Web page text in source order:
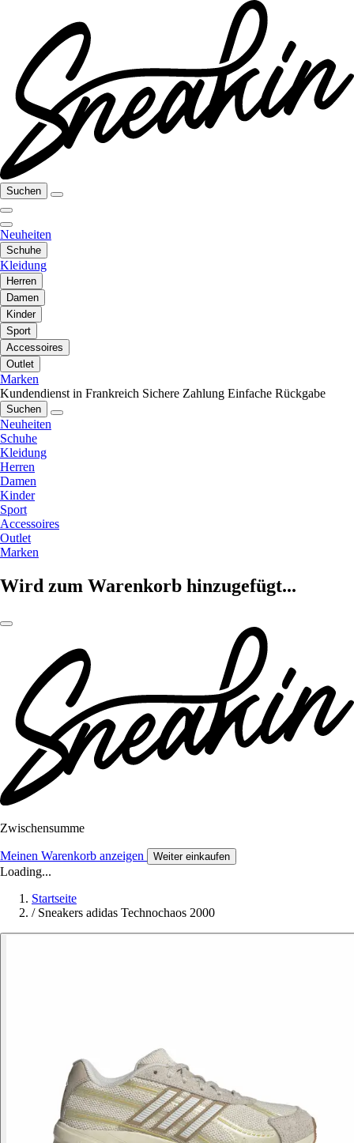
Suchen
Neuheiten
Schuhe
Kleidung
Herren
Damen
Kinder
Sport
Accessoires
Outlet
Marken
Kundendienst in Frankreich Sichere Zahlung Einfache Rückgabe
Suchen
Neuheiten
Schuhe
Kleidung
Herren
Damen
Kinder
Sport
Accessoires
Outlet
Marken
Wird zum Warenkorb hinzugefügt...
Zwischensumme
Meinen Warenkorb anzeigen Weiter einkaufen
Loading...
Startseite
/ Sneakers adidas Technochaos 2000